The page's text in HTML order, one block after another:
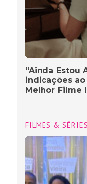
“Ainda Estou
indicações
Melhor Filme
FILMES & SÉRIES